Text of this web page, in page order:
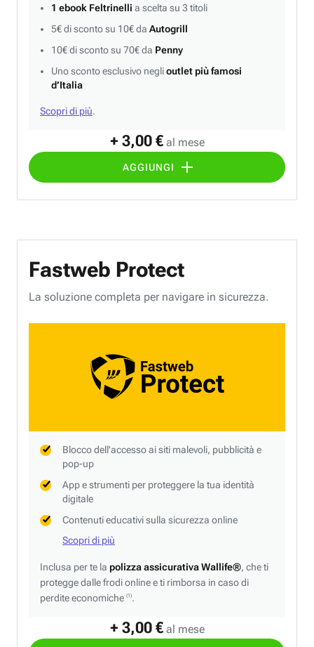
+ 3,00 € al mese
AGGIUNGI
1 ebook Feltrinelli a scelta su 3 titoli
5€ di sconto su 10€ da Autogrill
10€ di sconto su 70€ da Penny
Uno sconto esclusivo neglioutlet più famosi
d’Italia
Scopri di più.
Fastweb Protect
+ 3,00 € al mese
La soluzione completa per navigare in sicurezza.
Blocco dell'accesso ai siti malevoli, pubblicità e
pop-up
App e strumenti per proteggere la tua identità
digitale
Contenuti educativi sulla sicurezza online
Scopri di più
Inclusa per te la polizza assicurativa Wallife®, che ti
protegge dalle frodi online e ti rimborsa in caso di
perdite economiche (1).